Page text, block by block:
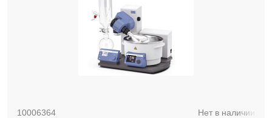
10006364 Нет в наличии